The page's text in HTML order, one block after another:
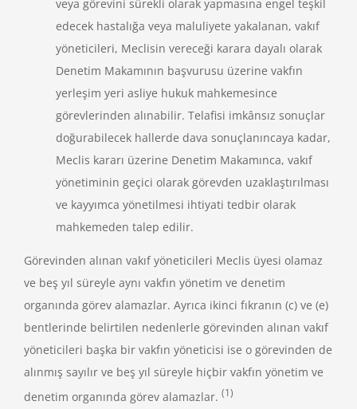
veya görevini sürekli olarak yapmasına engel teşkil
edecek hastalığa veya maluliyete yakalanan, vakıf
yöneticileri, Meclisin vereceği karara dayalı olarak
Denetim Makamının başvurusu üzerine vakfın
yerleşim yeri asliye hukuk mahkemesince
görevlerinden alınabilir. Telafisi imkânsız sonuçlar
doğurabilecek hallerde dava sonuçlanıncaya kadar,
Meclis kararı üzerine Denetim Makamınca, vakıf
yönetiminin geçici olarak görevden uzaklaştırılması
ve kayyımca yönetilmesi ihtiyati tedbir olarak
mahkemeden talep edilir.
Görevinden alınan vakıf yöneticileri Meclis üyesi olamaz
ve beş yıl süreyle aynı vakfın yönetim ve denetim
organında görev alamazlar. Ayrıca ikinci fıkranın (c) ve (e)
bentlerinde belirtilen nedenlerle görevinden alınan vakıf
yöneticileri başka bir vakfın yöneticisi ise o görevinden de
alınmış sayılır ve beş yıl süreyle hiçbir vakfın yönetim ve
denetim organında görev alamazlar. (1)